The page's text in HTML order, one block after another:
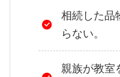
相続した品
らない。
親族が教室